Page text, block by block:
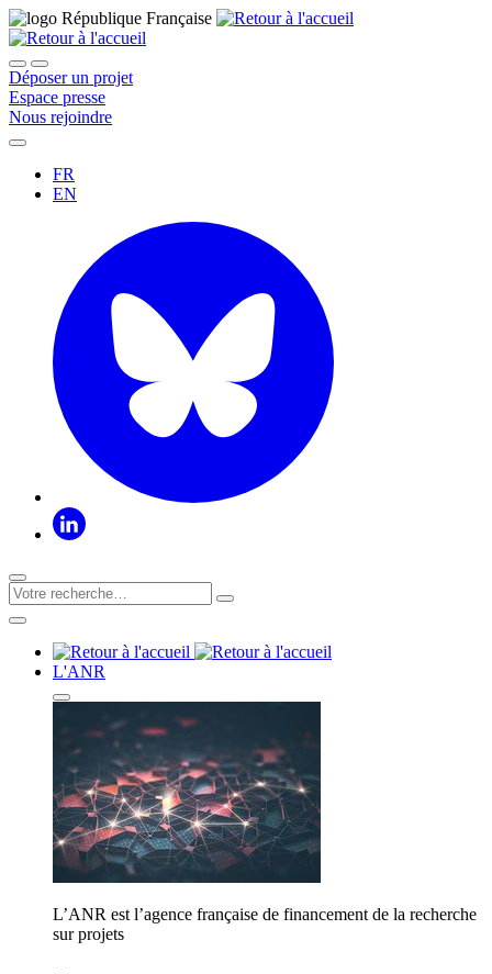
Déposer un projet
Espace presse
Nous rejoindre
FR
EN
L'ANR
L’ANR est l’agence française de financement de la recherche
sur projets